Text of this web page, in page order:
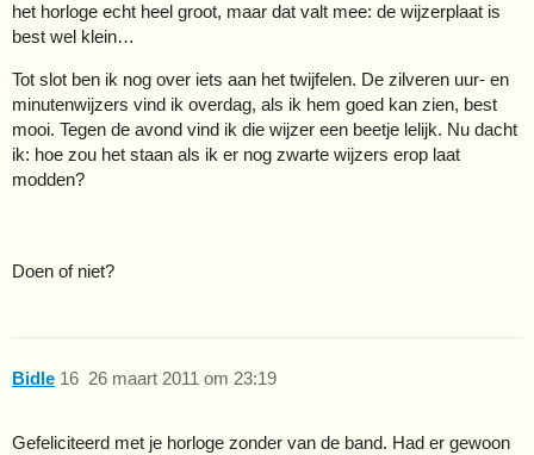
het horloge echt heel groot, maar dat valt mee: de wijzerplaat is
best wel klein…
Tot slot ben ik nog over iets aan het twijfelen. De zilveren uur- en
minutenwijzers vind ik overdag, als ik hem goed kan zien, best
mooi. Tegen de avond vind ik die wijzer een beetje lelijk. Nu dacht
ik: hoe zou het staan als ik er nog zwarte wijzers erop laat
modden?
Doen of niet?
Bidle 26 maart 2011 om 23:19
16
Gefeliciteerd met je horloge zonder van de band. Had er gewoon